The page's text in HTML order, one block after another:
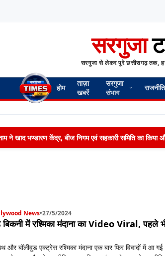
सरगुजा
सरगुजा से लेकर पूरे छत्तीसगढ़ तक,
होम
ताज़ा
खबरें
सरगुजा
संभाग
राजनीति
ने खाद भण्डारण केंद्र, बीज निगम एवं सहकारी समिति का किया
News•27/5/2024
बिकनी में रश्मिका मंदाना का Video Viral, पहले
और बॉलीवुड एक्ट्रेस रश्मिका मंदाना एक बार फिर विवादों में आ